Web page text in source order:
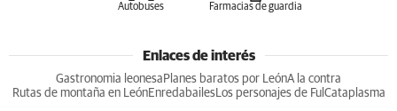
Autobuses Farmacias de guardia
Enlaces de interés
Gastronomia leonesa Planes baratos por LeónA la contra
Rutas de montaña en LeónEnredabailesLos personajes de Ful Cataplasma